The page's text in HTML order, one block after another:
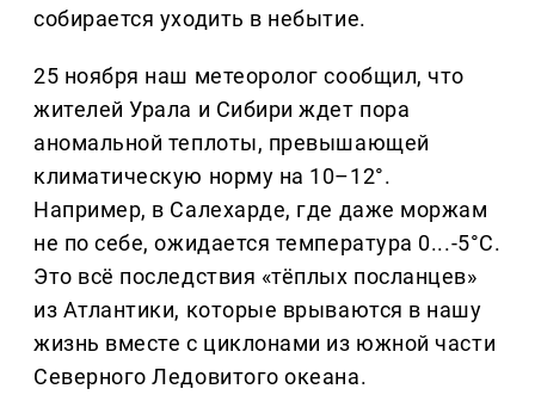
собирается уходить в небытие.
25 ноября наш метеоролог сообщил, что
жителей Урала и Сибири ждет пора
аномальной теплоты, превышающей
климатическую норму на 10–12°.
Например, в Салехарде, где даже моржам
не по себе, ожидается температура 0...-5°С.
Это всё последствия «тёплых посланцев»
из Атлантики, которые врываются в нашу
жизнь вместе с циклонами из южной части
Северного Ледовитого океана.